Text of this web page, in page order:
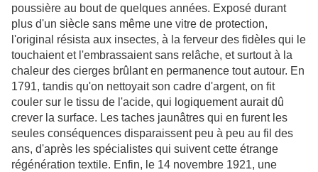
poussière au bout de quelques années. Exposé durant
plus d'un siècle sans même une vitre de protection,
l'original résista aux insectes, à la ferveur des fidèles qui le
touchaient et l'embrassaient sans relâche, et surtout à la
chaleur des cierges brûlant en permanence tout autour. En
1791, tandis qu'on nettoyait son cadre d'argent, on fit
couler sur le tissu de l'acide, qui logiquement aurait dû
crever la surface. Les taches jaunâtres qui en furent les
seules conséquences disparaissent peu à peu au fil des
ans, d'après les spécialistes qui suivent cette étrange
régénération textile. Enfin, le 14 novembre 1921, une